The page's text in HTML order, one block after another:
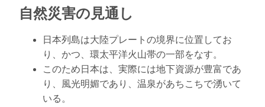
自然災害の見通し
日本列島は大陸プレートの境界に位置してお
り、かつ、環太平洋火山帯の一部をなす。
このため日本は、実際には地下資源が豊富であ
り、風光明媚であり、温泉があちこちで湧いて
いる。